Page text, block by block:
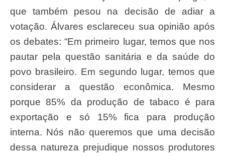
que também pesou na decisão de adiar a
votação. Álvares esclareceu sua opinião após
os debates: “Em primeiro lugar, temos que nos
pautar pela questão sanitária e da saúde do
povo brasileiro. Em segundo lugar, temos que
considerar a questão econômica. Mesmo
porque 85% da produção de tabaco é para
exportação e só 15% fica para produção
interna. Nós não queremos que uma decisão
dessa natureza prejudique nossos produtores